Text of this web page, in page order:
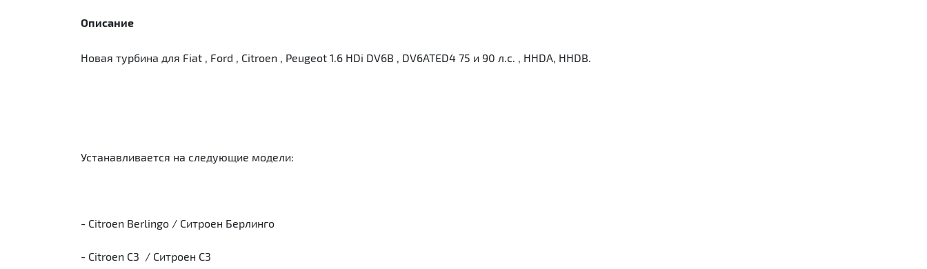
Описание
Новая турбина для Fiat , Ford , Citroen , Peugeot 1.6 HDi DV6B , DV6ATED4 75 и 90 л.с. , HHDA, HHDB.
Устанавливается на следующие модели:
- Citroen Berlingo / Ситроен Берлинго
- Citroen C3 / Ситроен С3